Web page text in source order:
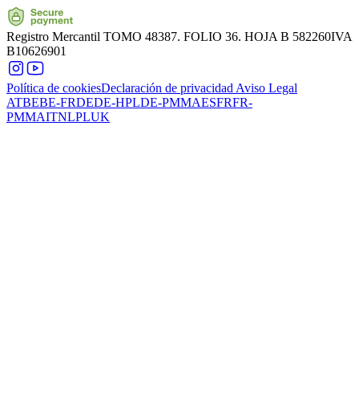
Registro Mercantil TOMO 48387. FOLIO 36. HOJA B 582260IVA
B10626901
Política de cookiesDeclaración de privacidad Aviso Legal
ATBEBE-FRDEDE-HPLDE-PMMAESFRFR-
PMMAITNLPLUK